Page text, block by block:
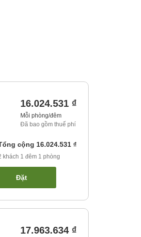
16.024.531 ₫
Mỗi phòng/đêm
Đã bao gồm thuế phí
cộng 16.024.531 ₫
khách 1 đêm 1 phòng
Đặt
17.963.634 ₫